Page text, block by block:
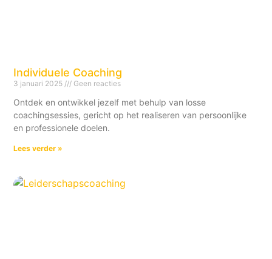
Individuele Coaching
3 januari 2025 Geen reacties
Ontdek en ontwikkel jezelf met behulp van losse
coachingsessies, gericht op het realiseren van persoonlijke
en professionele doelen.
Lees verder »